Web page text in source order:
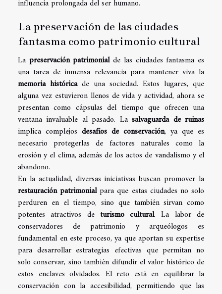
influencia prolongada del ser humano.
La preservación de las ciudades
fantasma como patrimonio cultural
La preservación patrimonialde las ciudades fantasma es
una tarea de inmensa relevancia para mantener viva la
memoria históricade una sociedad. Estos lugares, que
alguna vez estuvieron llenos de vida y actividad, ahora se
presentan como cápsulas del tiempo que ofrecen una
ventana invaluable al pasado. Lasalvaguarda de ruinas
implica complejos desafíos de conservación, ya que es
necesario protegerlas de factores naturales como la
erosión y el clima, además de los actos de vandalismo y el
abandono.
En la actualidad, diversas iniciativas buscan promover la
restauración patrimonialpara que estas ciudades no solo
perduren en el tiempo, sino que también sirvan como
potentes atractivos de turismo cultural. La labor de
conservadores de patrimonio y arqueólogos es
fundamental en este proceso, ya que aportan su expertise
para desarrollar estrategias efectivas que permitan no
solo conservar, sino también difundir el valor histórico de
estos enclaves olvidados. El reto está en equilibrar la
conservación con la accesibilidad, permitiendo que las